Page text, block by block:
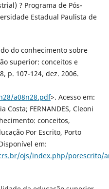
? Programa de Pós-
Estadual Paulista de
do conhecimento sobre
superior: conceitos e
p. 107-124, dez. 2006.
a08n28.pdf>. Acesso em:
Costa; FERNANDES, Cleoni
conceitos,
Por Escrito, Porto
em:
ojs/index.php/porescrito/